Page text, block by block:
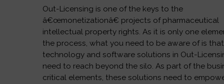
Out-Licensing is one of the keys to the
â€œmonetizationâ€ projects of pharmaceutical
intellectual property rights. As it is only one
the process, what you need to be aware of is that
technology and software solutions in Out-
need to reach beyond the silo. As part of the
critical elements, these solutions need to